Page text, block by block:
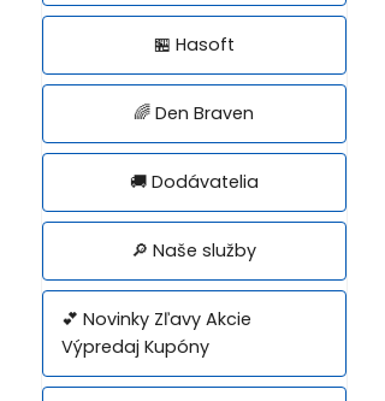
🏪 Hasoft
🌈 Den Braven
🚚 Dodávatelia
🔎 Naše služby
💕 Novinky Zľavy Akcie
Výpredaj Kupóny